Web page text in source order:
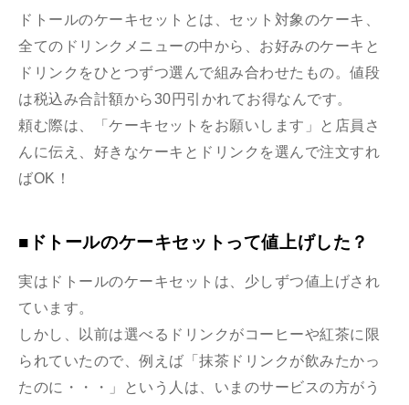
ドトールのケーキセットとは、セット対象のケーキ、
全てのドリンクメニューの中から、お好みのケーキと
ドリンクをひとつずつ選んで組み合わせたもの。値段
は税込み合計額から30円引かれてお得なんです。
頼む際は、「ケーキセットをお願いします」と店員さ
んに伝え、好きなケーキとドリンクを選んで注文すれ
ばOK！
■ドトールのケーキセットって値上げした？
実はドトールのケーキセットは、少しずつ値上げされ
ています。
しかし、以前は選べるドリンクがコーヒーや紅茶に限
られていたので、例えば「抹茶ドリンクが飲みたかっ
たのに・・・」という人は、いまのサービスの方がう